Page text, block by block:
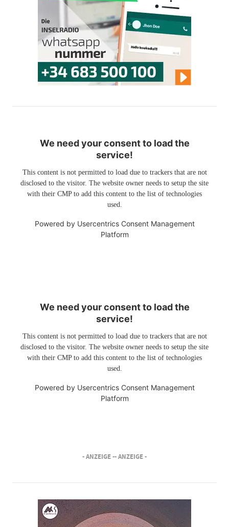
We need your consent to load the
service!
This content is not permitted to load due to trackers that are not
disclosed to the visitor. The website owner needs to setup the site
with their CMP to add this content to the list of technologies
used.
Powered by Usercentrics Consent Management
Platform
We need your consent to load the
service!
This content is not permitted to load due to trackers that are not
disclosed to the visitor. The website owner needs to setup the site
with their CMP to add this content to the list of technologies
used.
Powered by Usercentrics Consent Management
Platform
- ANZEIGE -- ANZEIGE -